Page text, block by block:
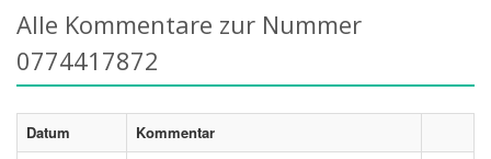
Alle Kommentare zur Nummer
0774417872
Datum
Kommentar